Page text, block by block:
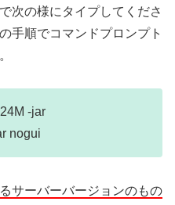
次の様にタイプしてくださ
手順でコマンドプロンプト
-jar
nogui
サーバーバージョンのもの